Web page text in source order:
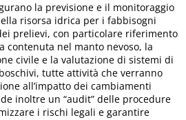
la previsione e il monitoraggio
risorsa idrica per i fabbisogni
prelievi, con particolare riferimento
contenuta nel manto nevoso, la
civile e la valutazione di sistemi di
tutte attività che verranno
all’impatto dei cambiamenti
inoltre un “audit” delle procedure
i rischi legali e garantire